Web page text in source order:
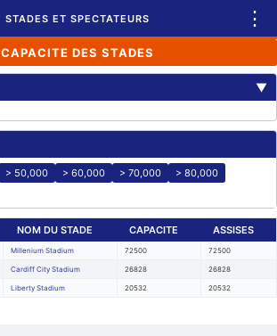
STADES ET SPECTATEURS ⋮
CAPACITE DES STADES
▼
> 50,000 > 60,000 > 70,000
> 80,000
NOM DU STADE CAPACITE ASSISES
Millenium Stadium 72500 72500
Cardiff City Stadium 26828 26828
Liberty Stadium 20532 20532